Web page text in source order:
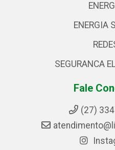
ENERGIA
SEGURANCA
Fale
(27)